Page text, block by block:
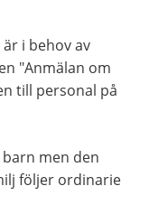
i behov av
"Anmälan om
till personal på
men den
följer ordinarie